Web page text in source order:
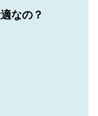
なの？